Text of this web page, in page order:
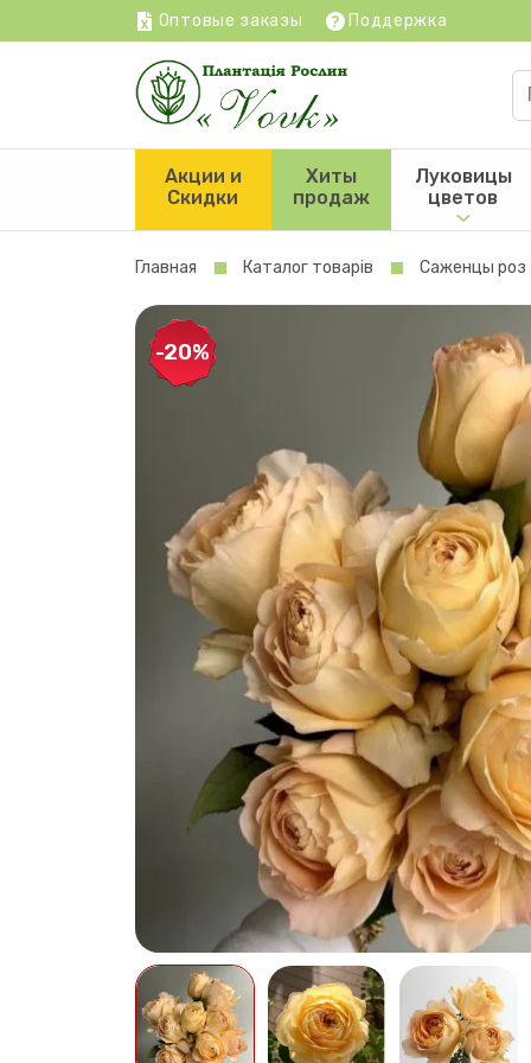
Оптовые заказы Поддержка
Акции и
Скидки
Хиты
продаж
Луковицы
цветов
Главная Каталог товарів Саженцы роз
-20%